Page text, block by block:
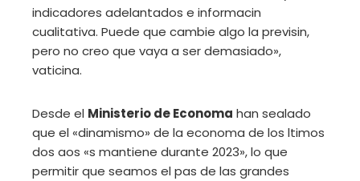
indicadores adelantados e informacin
cualitativa. Puede que cambie algo la previsin,
pero no creo que vaya a ser demasiado»,
vaticina.
Desde el Ministerio de Economa han sealado
que el «dinamismo» de la economa de los ltimos
dos aos «s mantiene durante 2023», lo que
permitir que seamos el pas de las grandes